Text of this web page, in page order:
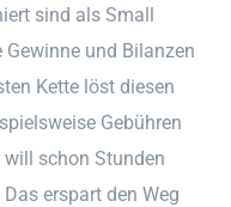
sind als Small
Gewinne und Bilanzen
Kette löst diesen
Gebühren
schon Stunden
erspart den Weg